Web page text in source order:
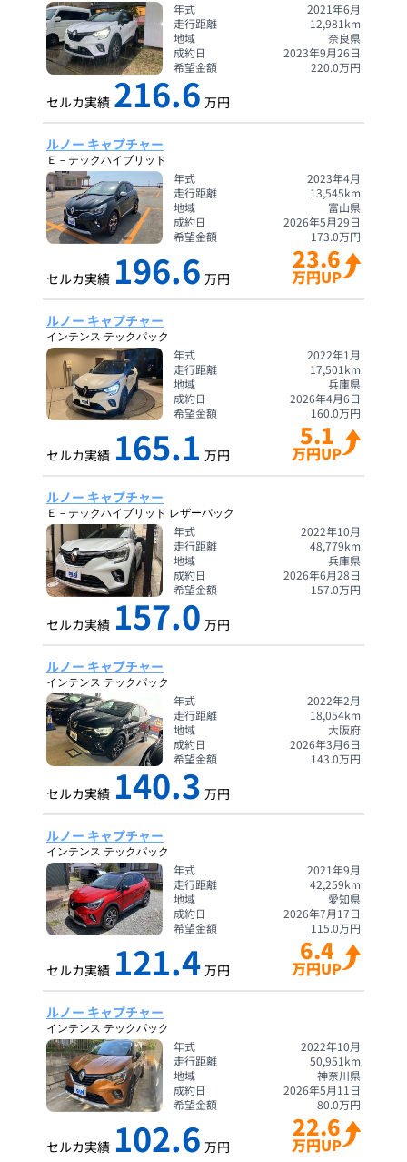
年式
2021年6月
走行距離
12,981 km
地域
奈良県
成約日
2023年9月26日
希望金額
220.0万円
セルカ実績 216.6 万円
ルノー キャプチャー
Ｅ－テックハイブリッド
年式
2023年4月
走行距離
13,545km
地域
富山県
成約日
2026年5月29日
希望金額
173.0万円
セルカ実績 196.6 万円
23.6
万円UP
ルノー キャプチャー
インテンス テックパック
年式
2022年1月
走行距離
17,501 km
地域
兵庫県
成約日
2026年4月6日
希望金額
160.0万円
セルカ実績 165.1 万円
5.1
万円UP
ルノー キャプチャー
Ｅ－テックハイブリッド レザーパック
年式
2022年10月
走行距離
48,779km
地域
兵庫県
成約日
2026年6月28日
希望金額
157.0万円
セルカ実績 157.0 万円
ルノー キャプチャー
インテンス テックパック
年式
2022年2月
走行距離
18,054km
地域
大阪府
成約日
2026年3月6日
希望金額
143.0万円
セルカ実績 140.3 万円
ルノー キャプチャー
インテンス テックパック
年式
2021年9月
走行距離
42,259km
地域
愛知県
成約日
2026年7月17日
希望金額
115.0万円
セルカ実績 121.4 万円
6.4
万円UP
ルノー キャプチャー
インテンス テックパック
年式
2022年10月
走行距離
50,951 km
地域
神奈川県
成約日
2026年5月11日
希望金額
80.0万円
セルカ実績 102.6 万円
22.6
万円UP